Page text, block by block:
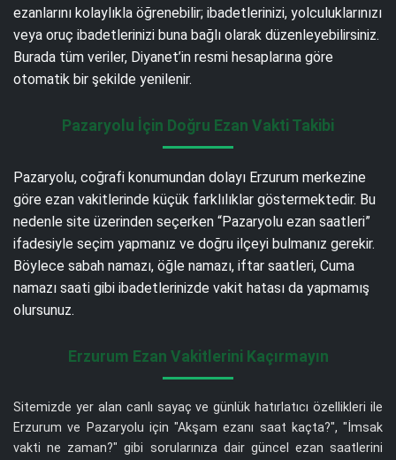
ezanlarını kolaylıkla öğrenebilir; ibadetlerinizi, yolculuklarınızı
veya oruç ibadetlerinizi buna bağlı olarak düzenleyebilirsiniz.
Burada tüm veriler, Diyanet’in resmi hesaplarına göre
otomatik bir şekilde yenilenir.
Pazaryolu İçin Doğru Ezan Vakti Takibi
Pazaryolu, coğrafi konumundan dolayı Erzurum merkezine
göre ezan vakitlerinde küçük farklılıklar göstermektedir. Bu
nedenle site üzerinden seçerken “Pazaryolu ezan saatleri”
ifadesiyle seçim yapmanız ve doğru ilçeyi bulmanız gerekir.
Böylece sabah namazı, öğle namazı, iftar saatleri, Cuma
namazı saati gibi ibadetlerinizde vakit hatası da yapmamış
olursunuz.
Erzurum Ezan Vakitlerini Kaçırmayın
Sitemizde yer alan canlı sayaç ve günlük hatırlatıcı özellikleri ile
Erzurum ve Pazaryolu için "Akşam ezanı saat kaçta?", "İmsak
vakti ne zaman?" gibi sorularınıza dair güncel ezan saatlerini